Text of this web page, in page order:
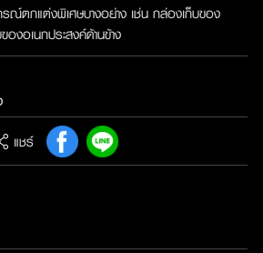
ตกแต่งพิเศษบางอย่าง เช่น กล่องเก็บของ
องอเนกประสงค์ด้านข้าง
แชร์